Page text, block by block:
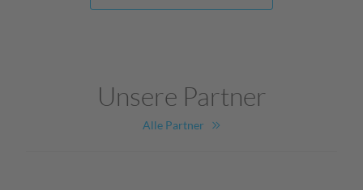
Unsere Partner
Alle Partner